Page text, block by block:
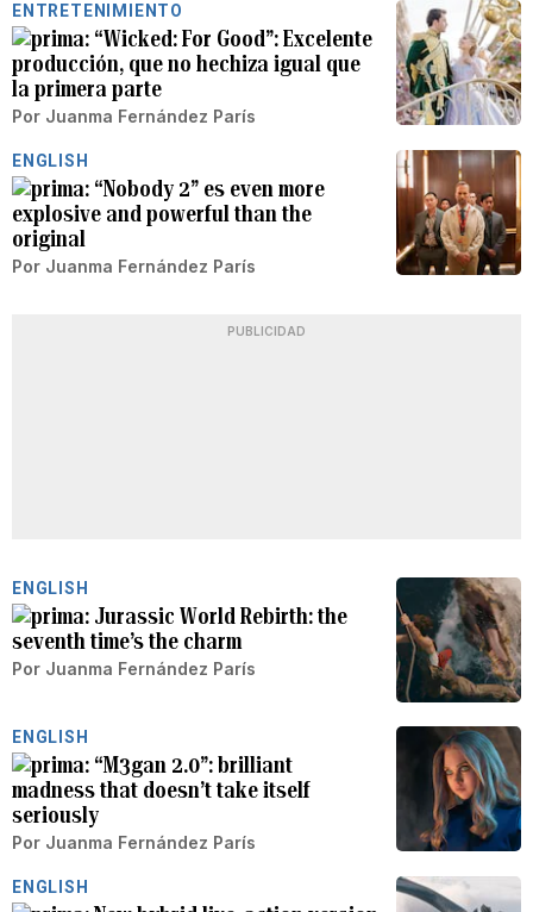
ENTRETENIMIENTO
“Wicked: For Good”: Excelente
producción, que no hechiza igual que
la primera parte
Por Juanma Fernández París
ENGLISH
“Nobody 2” es even more
explosive and powerful than the
original
Por Juanma Fernández París
PUBLICIDAD
ENGLISH
Jurassic World Rebirth: the
seventh time’s the charm
Por Juanma Fernández París
ENGLISH
“M3gan 2.0”: brilliant
madness that doesn’t take itself
seriously
Por Juanma Fernández París
ENGLISH